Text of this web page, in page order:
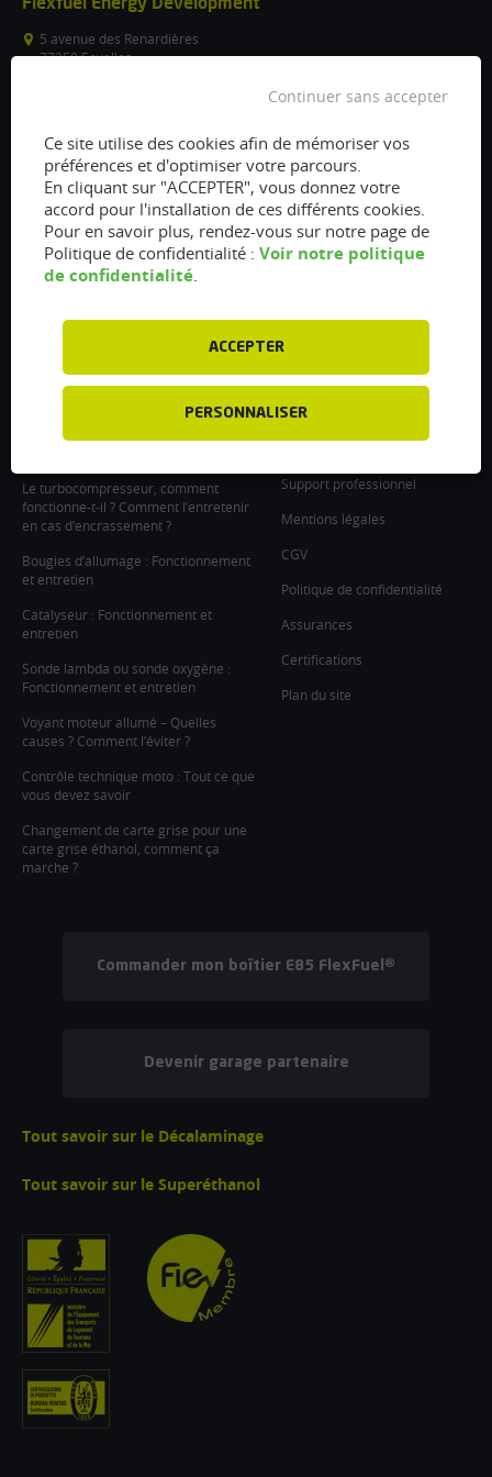
5 avenue des Renardières
77250 Ecuelles
info@flexfuel-company.com
On
facebook
On
twitter
On
instagram
On
linkedin
On
youtube
Accès rapides
fonctionnement, nettoyage et
Filtre à particules encrassé : Comment
Injecteurs encrassés : Causes et
Le turbocompresseur, comment
fonctionne-t-il ? Comment l’entretenir
en cas d’encrassement ?
Bougies d’allumage : Fonctionnement
et entretien
Catalyseur : Fonctionnement et
entretien
Sonde lambda ou sonde oxygène :
Fonctionnement et entretien
Voyant moteur allumé – Quelles
causes ? Comment l’éviter ?
Contrôle technique moto : Tout ce que
vous devez savoir
Changement de carte grise pour une
carte grise éthanol, comment ça
marche ?
Presse
Recrutements
Particulier : informations utiles
Support professionnel
Mentions légales
CGV
Politique de confidentialité
Assurances
Certifications
Plan du site
Commander mon boîtier E85 FlexFuel®
Devenir garage partenaire
Tout savoir sur le Décalaminage
Tout savoir sur le Superéthanol
Ce site utilise des cookies afin de mémoriser vos
préférences et d'optimiser votre parcours.
En cliquant sur "ACCEPTER", vous donnez votre
accord pour l'installation de ces différents cookies.
Pour en savoir plus, rendez-vous sur notre page de
Politique de confidentialité : Voir notre politique
de confidentialité.
ACCEPTER
PERSONNALISER
Continuer sans accepter